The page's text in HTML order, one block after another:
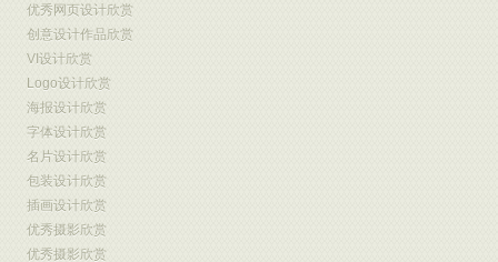
优秀网页设计欣赏
创意设计作品欣赏
VI设计欣赏
Logo设计欣赏
海报设计欣赏
字体设计欣赏
名片设计欣赏
包装设计欣赏
插画设计欣赏
优秀摄影欣赏
优秀摄影欣赏